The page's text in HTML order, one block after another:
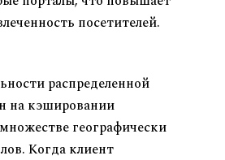
посетителей.
распределенной
на кэшировании
географически
Когда клиент